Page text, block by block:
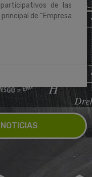
de las
de “Empresa